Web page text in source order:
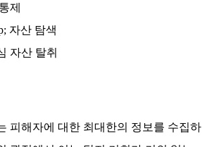
제
자산 탐색
자산 탈취
피해자에 대한 최대한의 정보를 수집하